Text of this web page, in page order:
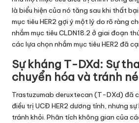
là biểu hiện của nó tăng sau khi thất
mục tiêu HER2 gợi ý một lý do rõ ràng
nhắm mục tiêu CLDN18.2 ở giai đoạn
các lựa chọn nhắm mục tiêu HER2 đã
Sự kháng T-DXd: Sự
chuyển hóa và tránh
Trastuzumab deruxtecan (T-DXd) đã
điều trị UCĐ HER2 dương tính, nhưng
tránh khỏi. Phân tích không gian của